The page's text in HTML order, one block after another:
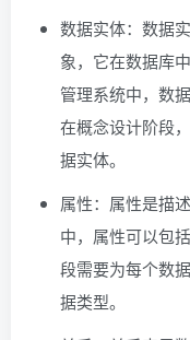
数据实体：数据
象，它在数据库
管理系统中，数
在概念设计阶段
据实体。
属性：属性是描
中，属性可以包
段需要为每个数
据类型。